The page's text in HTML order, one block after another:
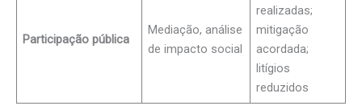
Participação pública
Mediação, análise
de impacto social
realizadas;
mitigação
acordada;
litígios
reduzidos